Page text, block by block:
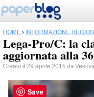
HOME › INFORMAZIONE
Lega-Pro/C: la
aggiornata alla
Creato il 29 aprile 2015 da
Save